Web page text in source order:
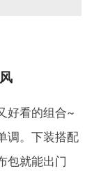
好看的组合~
调。下装搭配
包就能出门